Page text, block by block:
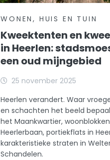
WONEN, HUIS EN TUIN
Kweektenten en
in Heerlen:
een oud mijngebied
25 november 2025
Heerlen verandert. Waar
en schachten het beeld
het Maankwartier,
Heerlerbaan, portiekflats in
karakteristieke straten in
Schandelen.